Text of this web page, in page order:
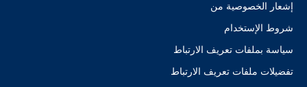
إشعار الخصوصية من
شروط الإستخدام
سياسة بملفات تعريف الارتباط
تفضيلات ملفات تعريف الارتباط